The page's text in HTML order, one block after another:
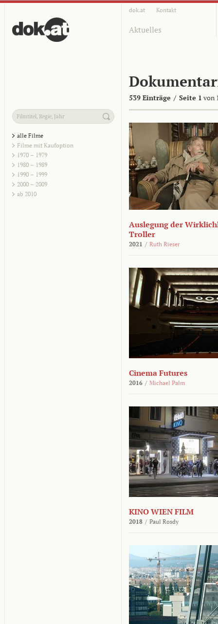
dok.at Kontakt
Aktuelles
539 Einträge / Seite 1 von
alle Filme
Filme mit Kaufoption
1970 – 1979
1980 – 1989
1990 – 1999
2000 – 2009
ab 2010
Auslegung der
Troller
2021 / Ruth Rieser
Cinema Futures
2016 / Michael Palm
KINO WIEN FILM
2018 / Paul Rosdy